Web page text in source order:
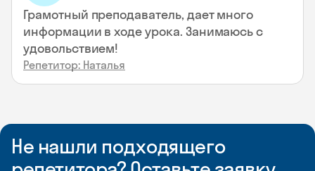
Грамотный преподаватель, дает много
информации в ходе урока. Занимаюсь с
удовольствием!
Репетитор: Наталья
Не нашли подходящего